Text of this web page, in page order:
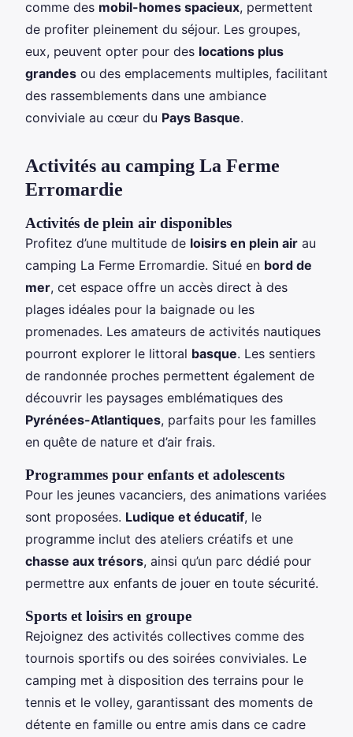
comme des mobil-homes spacieux, permettent
de profiter pleinement du séjour. Les groupes,
eux, peuvent opter pour des locations plus
grandes ou des emplacements multiples, facilitant
des rassemblements dans une ambiance
conviviale au cœur du Pays Basque.
Activités au camping La Ferme
Erromardie
Activités de plein air disponibles
Profitez d’une multitude de loisirs en plein air au
camping La Ferme Erromardie. Situé en bord de
mer, cet espace offre un accès direct à des
plages idéales pour la baignade ou les
promenades. Les amateurs de activités nautiques
pourront explorer le littoral basque. Les sentiers
de randonnée proches permettent également de
découvrir les paysages emblématiques des
Pyrénées-Atlantiques, parfaits pour les familles
en quête de nature et d’air frais.
Programmes pour enfants et adolescents
Pour les jeunes vacanciers, des animations variées
sont proposées. Ludique et éducatif, le
programme inclut des ateliers créatifs et une
chasse aux trésors, ainsi qu’un parc dédié pour
permettre aux enfants de jouer en toute sécurité.
Sports et loisirs en groupe
Rejoignez des activités collectives comme des
tournois sportifs ou des soirées conviviales. Le
camping met à disposition des terrains pour le
tennis et le volley, garantissant des moments de
détente en famille ou entre amis dans ce cadre